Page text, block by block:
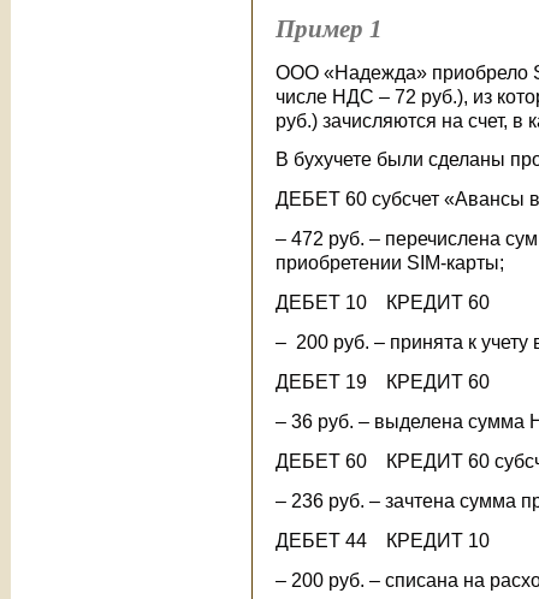
Пример 1
ООО «Надежда» приобрело
числе НДС – 72 руб.), из
руб.) зачисляются на счет, в
В бухучете были сделаны
ДЕБЕТ 60 субсчет
– 472 руб. – перечислена
приобретении SIM-карты;
ДЕБЕТ 10 КРЕДИТ 60
– 200 руб. – принята к
ДЕБЕТ 19 КРЕДИТ 60
– 36 руб. – выделена сумма
ДЕБЕТ 60 КРЕДИТ 60
– 236 руб. – зачтена сумма
ДЕБЕТ 44 КРЕДИТ 10
– 200 руб. – списана на